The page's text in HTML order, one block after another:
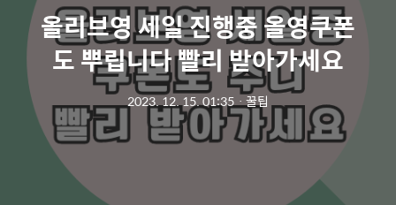
올리브영 세일 진행중 올영쿠폰
도 뿌립니다 빨리 받아가세요
2023. 12. 15. 01:35ㆍ꿀팁